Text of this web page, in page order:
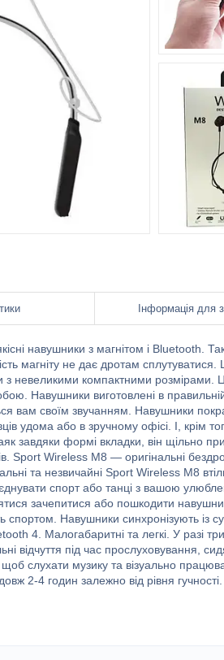
Інформація для
навушники з магнітом і Bluetooth.
магніту не дає дротам
невеликими компактними розмірами.
Навушники виготовлені в
вам своїм звучанням. Навушники
удома або в зручному офісі. І, крім
завдяки формі вкладки, він щільно
Sport Wireless M8 — оригінальні
та незвичайні Sport Wireless M8
спорт або танці з вашою
зачепитися або пошкодити
спортом. Навушники синхронізують із
4. Малогабаритні та легкі. У разі
відчуття під час прослуховування,
слухати музику та візуально
2-4 годин залежно від рівня гучності.